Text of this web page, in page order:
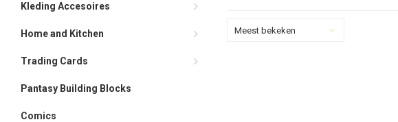
Kleding Accesoires
Home and Kitchen
Trading Cards
Pantasy Building Blocks
Comics
Meest bekeken